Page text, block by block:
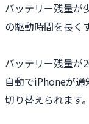
バッテリー残量が
の駆動時間を長く
バッテリー残量が
自動でiPhoneが
切り替えられます。